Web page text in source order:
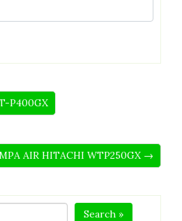
P400GX
AIR HITACHI WTP250GX →
Search »